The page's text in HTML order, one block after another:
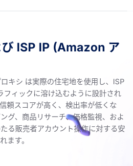
ISP IP (Amazon ア
キシ は実際の住宅地を使用し、ISP
フィックに溶け込むように設計され
頼スコアが高く、検出率が低くな
グ、商品リサーチ、価格監視、およ
る販売者アカウント操作に対する安
ます。